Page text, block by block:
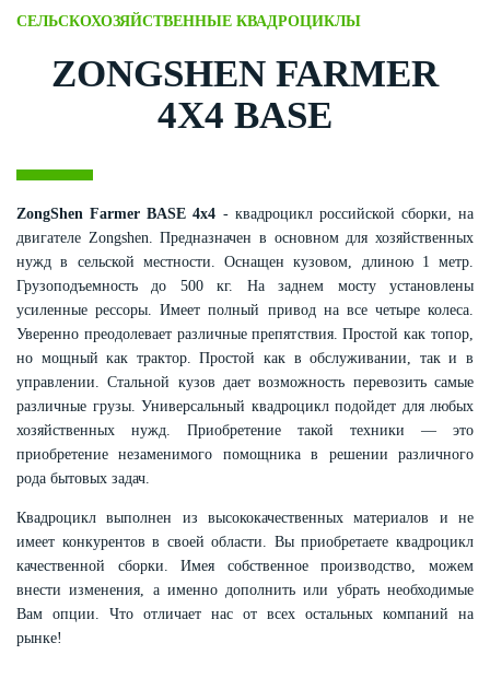
СЕЛЬСКОХОЗЯЙСТВЕННЫЕ КВАДРОЦИКЛЫ
ZONGSHEN FARMER
4X4 BASE
ZongShen Farmer BASE 4х4 - квадроцикл российской сборки, на
двигателе Zongshen. Предназначен в основном для хозяйственных
нужд в сельской местности. Оснащен кузовом, длиною 1 метр.
Грузоподъемность до 500 кг. На заднем мосту установлены
усиленные рессоры. Имеет полный привод на все четыре колеса.
Уверенно преодолевает различные препятствия. Простой как топор,
но мощный как трактор. Простой как в обслуживании, так и в
управлении. Стальной кузов дает возможность перевозить самые
различные грузы. Универсальный квадроцикл подойдет для любых
хозяйственных нужд. Приобретение такой техники — это
приобретение незаменимого помощника в решении различного
рода бытовых задач.
Квадроцикл выполнен из высококачественных материалов и не
имеет конкурентов в своей области. Вы приобретаете квадроцикл
качественной сборки. Имея собственное производство, можем
внести изменения, а именно дополнить или убрать необходимые
Вам опции. Что отличает нас от всех остальных компаний на
рынке!